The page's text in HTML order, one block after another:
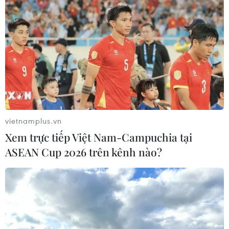
"Doanh nghiệp phải là lực lượng
nòng cốt phát triển công nghệ chiến
lược"
07/08/2026 07:09
Meta bồi thường gần 600 triệu USD
vì gây tổn hại sức khỏe tâm thần trẻ
em
07/08/2026 04:28
Mỹ áp thuế 15% đối với nguyên liệu
quan trọng để sản xuất chip
07/08/2026 00:56
vietnamplus.vn
Xem trực tiếp Việt Nam-Campuchia tại
ASEAN Cup 2026 trên kênh nào?